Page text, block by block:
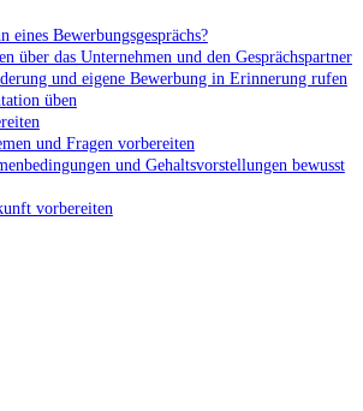
eines Bewerbungsgesprächs?
über das Unternehmen und den Gesprächspartner
und eigene Bewerbung in Erinnerung rufen
üben
und Fragen vorbereiten
und Gehaltsvorstellungen bewusst
vorbereiten